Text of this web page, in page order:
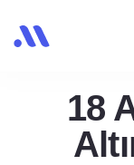
18